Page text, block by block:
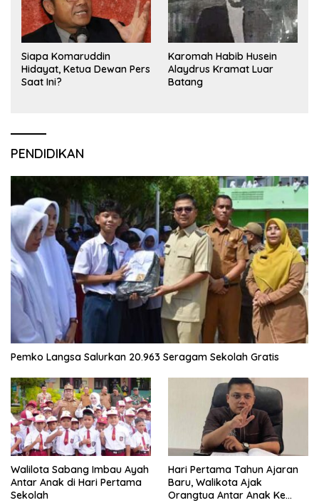
Siapa Komaruddin
Hidayat, Ketua Dewan Pers
Saat Ini?
Karomah Habib Husein
Alaydrus Kramat Luar
Batang
PENDIDIKAN
Pemko Langsa Salurkan 20.963 Seragam Sekolah Gratis
Walilota Sabang Imbau Ayah
Antar Anak di Hari Pertama
Sekolah
Hari Pertama Tahun Ajaran
Baru, Walikota Ajak
Orangtua Antar Anak Ke